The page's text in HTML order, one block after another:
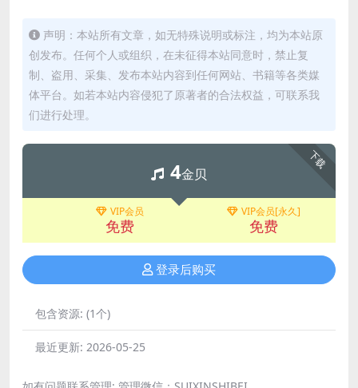
声明：本站所有文章，如无特殊说明或标注，均为本站原
创发布。任何个人或组织，在未征得本站同意时，禁止复
制、盗用、采集、发布本站内容到任何网站、书籍等各类媒
体平台。如若本站内容侵犯了原著者的合法权益，可联系我
们进行处理。
下载
4金贝
VIP会员
免费
VIP会员[永久]
免费
登录后购买
包含资源: (1个)
最近更新: 2026-05-25